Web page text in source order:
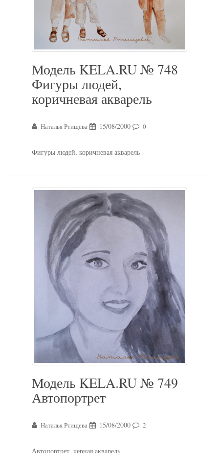
Модель KELA.RU № 748
Фигуры людей,
коричневая акварель
Наталья Ртищева 15/08/2000 0
Фигуры людей, коричневая акварель
Модель KELA.RU № 749
Автопортрет
Наталья Ртищева 15/08/2000 2
Автопортрет, черная акварель